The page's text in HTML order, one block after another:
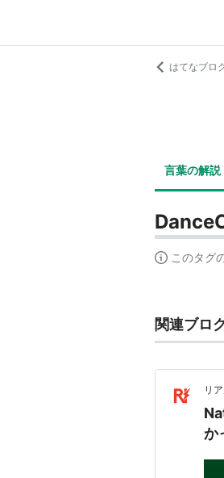
はてなブロ
言葉の解説
このタグ
関連ブロ
リ
か